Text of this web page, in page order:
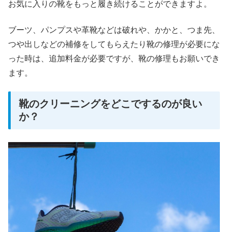
お気に入りの靴をもっと履き続けることができますよ。
ブーツ、パンプスや革靴などは破れや、かかと、つま先、
つや出しなどの補修をしてもらえたり靴の修理が必要にな
った時は、追加料金が必要ですが、靴の修理もお願いでき
ます。
靴のクリーニングをどこでするのが良い
か？